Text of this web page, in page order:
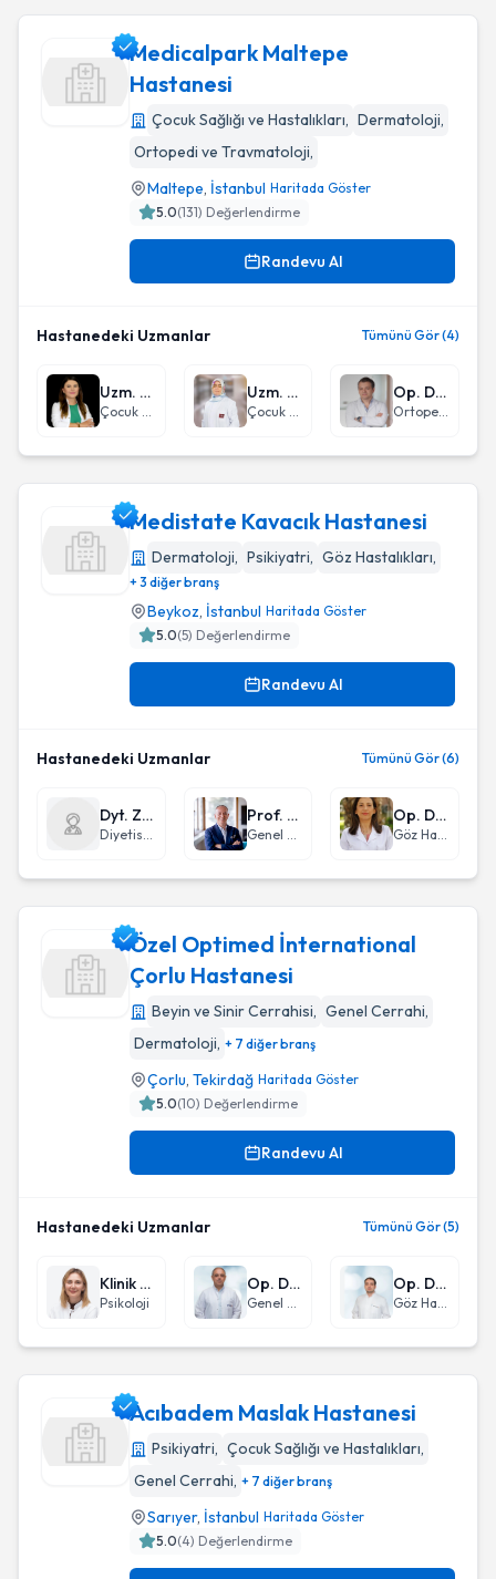
Medicalpark Maltepe
Hastanesi
Çocuk Sağlığı ve Hastalıkları, Dermatoloji,
Ortopedi ve Travmatoloji,
Maltepe, İstanbul Haritada Göster
5.0(131) Değerlendirme
Randevu Al
Hastanedeki Uzmanlar Tümünü Gör (4)
Uzm. Dr. Shahana Farhadlı
Çocuk Sağlığı ve Hastalıkları
Uzm. Dr. Arzu Gebeşçe
Çocuk Sağlığı ve Hastalıkları
Op. Dr. Muhammed Bilal Kürk
Ortopedi ve Travmatoloji
Medistate Kavacık Hastanesi
Medistate Kavacık Hastanesi
Dermatoloji, Psikiyatri, Göz Hastalıkları,
+ 3 diğer branş
Beykoz, İstanbul Haritada Göster
5.0(5) Değerlendirme
Randevu Al
Hastanedeki Uzmanlar Tümünü Gör (6)
Dyt. Zeynep Günaydın
Diyetisyen
Prof. Dr. Emin Ersoy
Genel Cerrahi
Op. Dr. Mediha Tok Çevik
Göz Hastalıkları
Özel Optimed İnternational
Çorlu Hastanesi
Beyin ve Sinir Cerrahisi, Genel Cerrahi,
Dermatoloji, + 7 diğer branş
Çorlu, Tekirdağ Haritada Göster
5.0(10) Değerlendirme
Randevu Al
Hastanedeki Uzmanlar Tümünü Gör (5)
Klinik Psikolog Beria Yılmaz
Psikoloji
Op. Dr. Cengiz Çetinkaya
Genel Cerrahi
Op. Dr. Yavuz Selim Doğan
Göz Hastalıkları
Acıbadem Maslak Hastanesi
Psikiyatri, Çocuk Sağlığı ve Hastalıkları,
Genel Cerrahi, + 7 diğer branş
Sarıyer, İstanbul Haritada Göster
5.0(4) Değerlendirme